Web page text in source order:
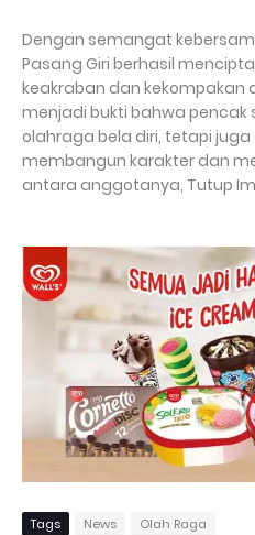
Dengan semangat
Pasang Giri berhasil
keakraban dan kekompakan
menjadi bukti bahwa pencak
olahraga bela diri, tetapi
membangun karakter dan
antara anggotanya, Tutup
Tags News Olah Raga